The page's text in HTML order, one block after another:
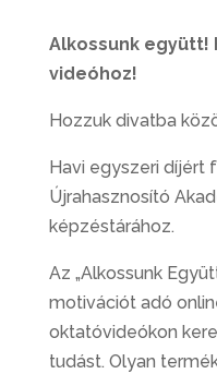
Alkossunk együtt!
videóhoz!
Hozzuk divatba
Havi egyszeri díjért
Újrahasznosító
képzéstárához.
Az „Alkossunk
motivációt adó
oktatóvideókon
tudást. Olyan